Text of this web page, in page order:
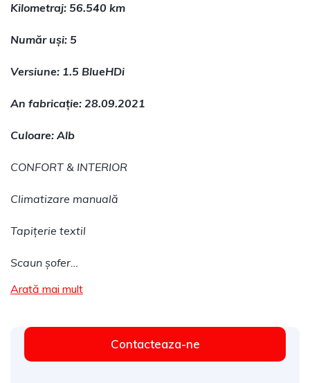
Kilometraj: 56.540 km
Număr uși: 5
Versiune: 1.5 BlueHDi
An fabricație: 28.09.2021
Culoare: Alb
CONFORT & INTERIOR
Climatizare manuală
Tapițerie textil
Scaun șofer…
Arată mai mult
Contacteaza-ne